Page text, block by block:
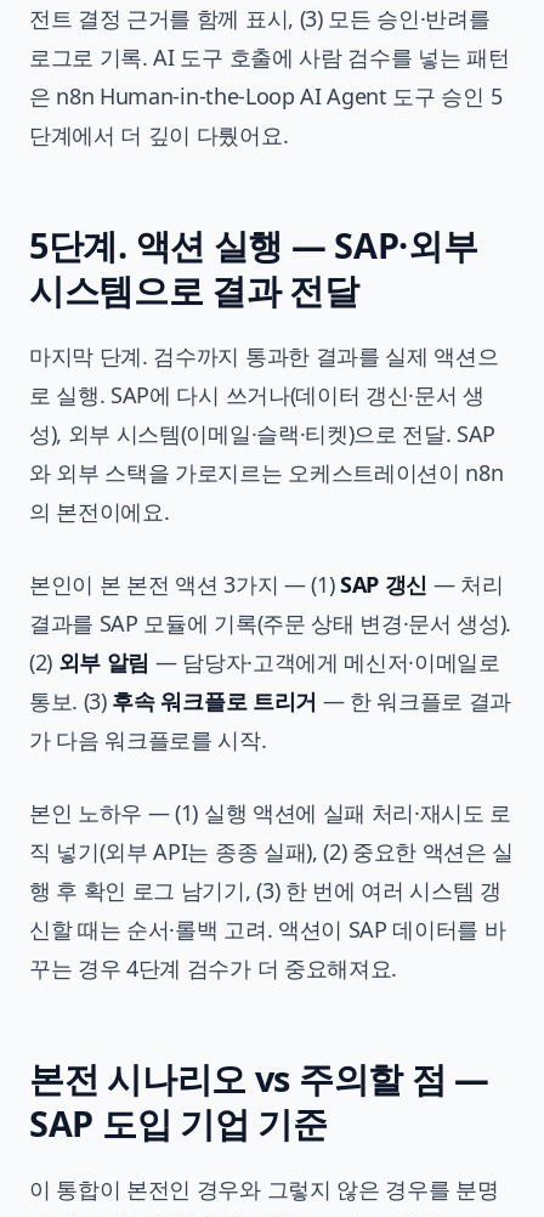
전트 결정 근거를 함께 표시, (3) 모든 승인·반려를
로그로 기록. AI 도구 호출에 사람 검수를 넣는 패턴
은 n8n Human-in-the-Loop AI Agent 도구 승인 5
단계에서 더 깊이 다뤘어요.
5단계. 액션 실행 — SAP·외부
시스템으로 결과 전달
마지막 단계. 검수까지 통과한 결과를 실제 액션으
로 실행. SAP에 다시 쓰거나(데이터 갱신·문서 생
성), 외부 시스템(이메일·슬랙·티켓)으로 전달. SAP
와 외부 스택을 가로지르는 오케스트레이션이 n8n
의 본전이에요.
본인이 본 본전 액션 3가지 — (1)SAP 갱신 — 처리
결과를 SAP 모듈에 기록(주문 상태 변경·문서 생성).
(2) 외부 알림 — 담당자·고객에게 메신저·이메일로
통보. (3) 후속 워크플로 트리거 — 한 워크플로 결과
가 다음 워크플로를 시작.
본인 노하우 — (1) 실행 액션에 실패 처리·재시도 로
직 넣기(외부 API는 종종 실패), (2) 중요한 액션은 실
행 후 확인 로그 남기기, (3) 한 번에 여러 시스템 갱
신할 때는 순서·롤백 고려. 액션이 SAP 데이터를 바
꾸는 경우 4단계 검수가 더 중요해져요.
본전 시나리오 vs 주의할 점 —
SAP 도입 기업 기준
이 통합이 본전인 경우와 그렇지 않은 경우를 분명